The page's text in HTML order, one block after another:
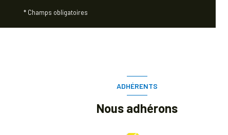
* Champs obligatoires
ADHÉRENTS
Nous adhérons